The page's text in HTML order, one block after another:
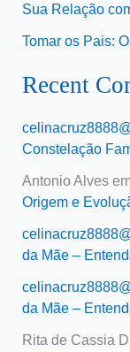
Sua Relação
Tomar os Pais:
Recent
Constelação
Antonio Alves
Origem e
da Mãe –
da Mãe –
Rita de Cassia